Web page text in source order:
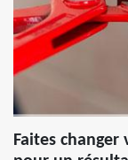
Faites